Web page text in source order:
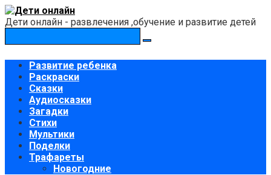
Перейти
к
Дети онлайн - развлечения ,обучение и развитие детей
Развитие ребенка
Раскраски
Сказки
Аудиосказки
Загадки
Стихи
Мультики
Поделки
Трафареты
Новогодние